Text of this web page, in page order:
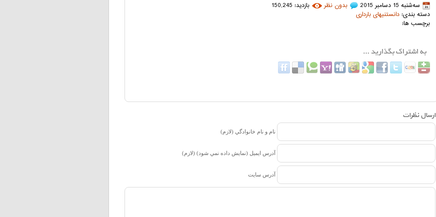
سه‌شنبه 15 دسامبر 2015 بدون نظر
بازدید: 150,245
دسته بندی:دانستنیهای بارداری
برچسب ها:
ارسال نظرات
نام و نام خانوادگي (لازم)
آدرس ايميل (نمايش داده نمي شود) (لازم)
آدرس سايت